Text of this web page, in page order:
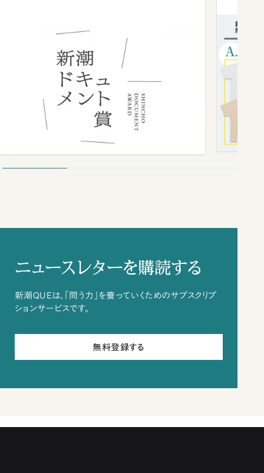
ニュースレターを購読する
新潮QUEは、「問う力」を養っていくためのサブスクリプ
ションサービスです。
無料登録する